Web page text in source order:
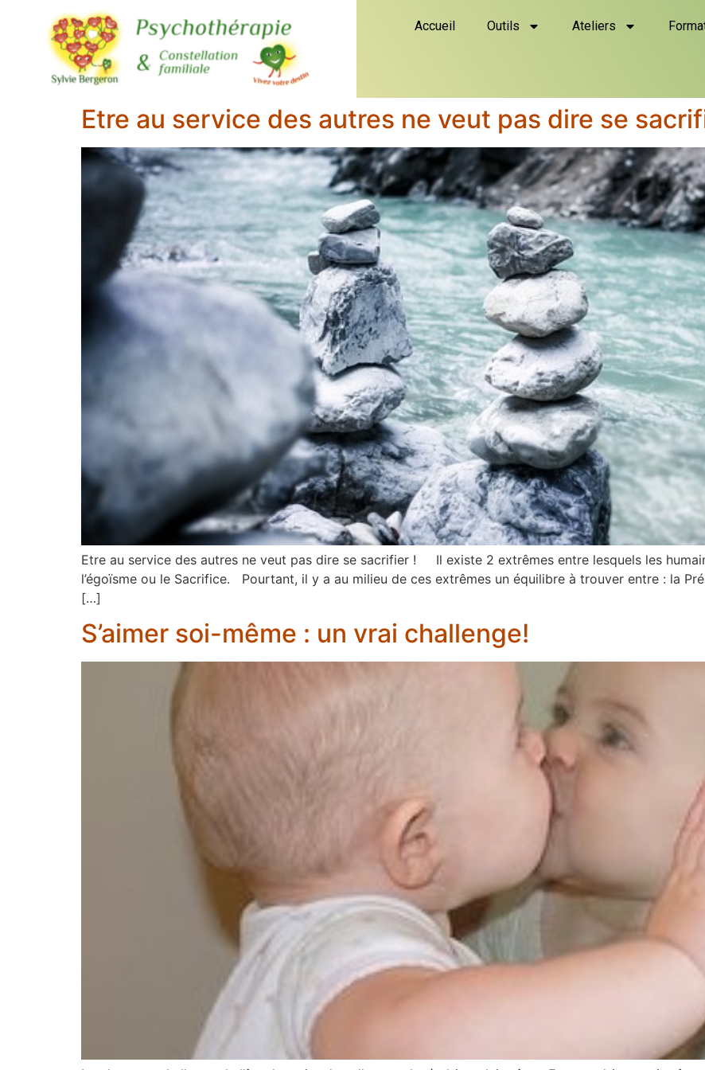
Accueil Outils Ateliers
Etre au service des autres ne veut pas dire se
Etre au service des autres ne veut pas dire se sacrifier ! Il existe 2 extrêmes entre lesquels les
l’égoïsme ou le Sacrifice. Pourtant, il y a au milieu de ces extrêmes un équilibre à trouver entre : la
[…]
S’aimer soi-même : un vrai challenge!